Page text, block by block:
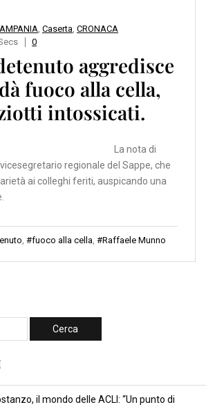
, Caserta, CRONACA
0
aggredisce
fuoco alla cella,
intossicati.
La nota di
regionale del Sappe, che
ai colleghi feriti, auspicando una
, #fuoco alla cella, #Raffaele Munno
il mondo delle ACLI: “Un punto di